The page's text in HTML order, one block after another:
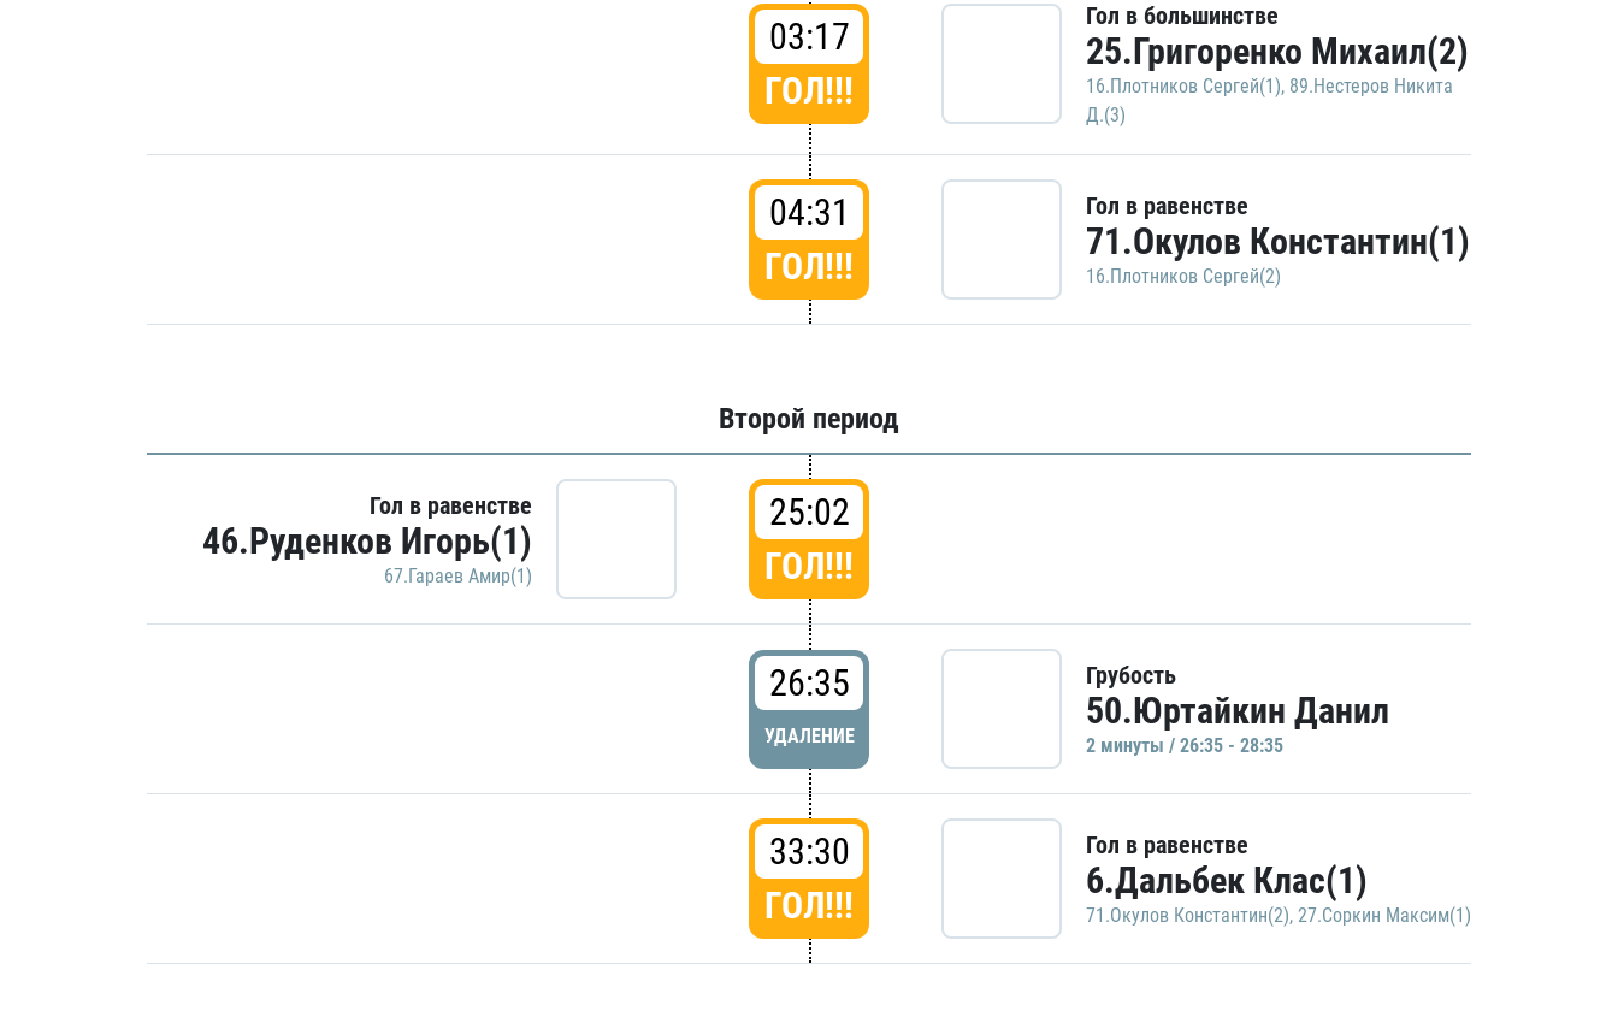
03:17
ГОЛ!!!
Гол в большинстве
25.Григоренко Михаил(2)
16.Плотников Сергей(1), 89.Нестеров Никита
Д.(3)
04:31
ГОЛ!!!
Гол в равенстве
71.Окулов Константин(1)
16.Плотников Сергей(2)
Второй период
Гол в равенстве
46.Руденков Игорь(1)
67.Гараев Амир(1)
25:02
ГОЛ!!!
26:35
УДАЛЕНИЕ
Грубость
50.Юртайкин Данил
2 минуты / 26:35 - 28:35
33:30
ГОЛ!!!
Гол в равенстве
6.Дальбек Клас(1)
71.Окулов Константин(2), 27.Соркин Максим(1)